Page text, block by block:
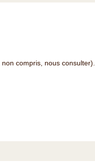
compris, nous consulter).